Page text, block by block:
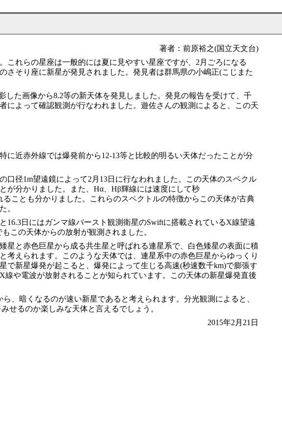
著者：前原裕之(国立天文台)
れらの星座は一般的には夏に見やすい星座ですが、2月ごろになる
そり座に新星が発見されました。発見者は群馬県の小嶋正(こじまた
た画像から8.2等の新天体を発見しました。発見の報告を受けて、千
よって確認観測が行なわれました。遊佐さんの観測によると、この天
近赤外線では爆発前から12-13等と比較的明るい天体だったことが分
径1m望遠鏡によって2月13日に行なわれました。この天体のスペクル
が分かりました。また、Hα、Hβ輝線には速度にして秒
ことも分かりました。これらのスペクトルの特徴からこの天体が古典
。
日にはガンマ線バースト観測衛星のSwiftに搭載されているX線望遠
この天体からの放射が観測されました。
と赤色巨星から成る共生星と呼ばれる連星系で、白色矮星の表面に積
えられます。このような天体では、連星系中の赤色巨星からゆっくり
新星爆発が起こると、爆発によって生じる高速(秒速数千km)で膨張す
や電波が放射されることが知られています。この天体の新星爆発直後
、暗くなるのが速い新星であると考えられます。分光観測によると、
せるのか楽しみな天体と言えるでしょう。
2015年2月21日